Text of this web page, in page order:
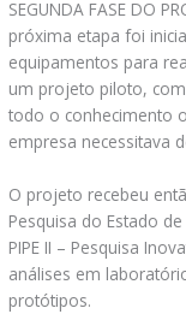
SEGUNDA FASE DO
próxima etapa foi
equipamentos para
um projeto piloto,
todo o conhecimento
empresa necessitava
O projeto recebeu
Pesquisa do Estado
PIPE II – Pesquisa
análises em
protótipos.